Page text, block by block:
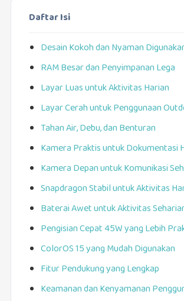
Daftar Isi
Desain Kokoh dan Nyaman
RAM Besar dan Penyimpanan Lega
Layar Luas untuk Aktivitas Harian
Layar Cerah untuk Penggunaan
Tahan Air, Debu, dan Benturan
Kamera Praktis untuk Dokumentasi
Kamera Depan untuk Komunikasi
Snapdragon Stabil untuk Aktivitas
Baterai Awet untuk Aktivitas
Pengisian Cepat 45W yang Lebih
ColorOS 15 yang Mudah Digunakan
Fitur Pendukung yang Lengkap
Keamanan dan Kenyamanan